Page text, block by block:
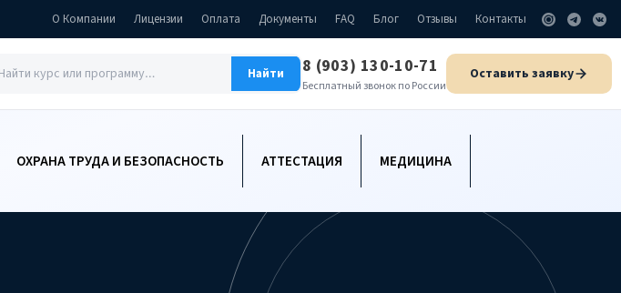
О Компании Лицензии Оплата Документы FAQ Блог Отзывы Контакты
Найти 8 (903) 130-10-71
Бесплатный звонок по России
Оставить заявку
ОХРАНА ТРУДА И БЕЗОПАСНОСТЬ АТТЕСТАЦИЯ МЕДИЦИНА